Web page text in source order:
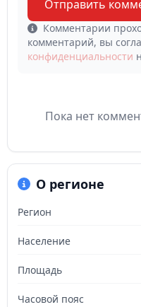
Отправить
Комментарии
комментарий, вы
конфиденциальности
Пока нет
О регионе
Регион
Население
Площадь
Часовой пояс